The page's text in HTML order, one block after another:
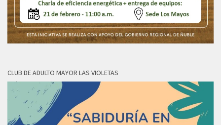
CLUB DE ADULTO MAYOR LAS VIOLETAS